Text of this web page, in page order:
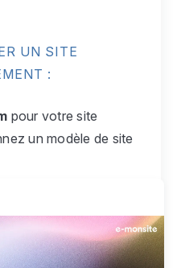
UN SITE
:
pour votre site
un modèle de site
accéder à votre